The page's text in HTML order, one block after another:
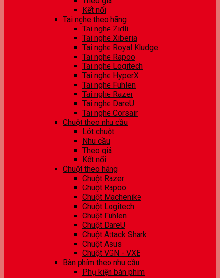
Kết nối
Tai nghe theo hãng
Tai nghe Zidli
Tai nghe Xiberia
Tai nghe Royal Kludge
Tai nghe Rapoo
Tai nghe Logitech
Tai nghe HyperX
Tai nghe Fuhlen
Tai nghe Razer
Tai nghe DareU
Tai nghe Corsair
Chuột theo nhu cầu
Lót chuột
Nhu cầu
Theo giá
Kết nối
Chuột theo hãng
Chuột Razer
Chuột Rapoo
Chuột Machenike
Chuột Logitech
Chuột Fuhlen
Chuột DareU
Chuột Attack Shark
Chuột Asus
Chuột VGN - VXE
Bàn phím theo nhu cầu
Phụ kiện bàn phím